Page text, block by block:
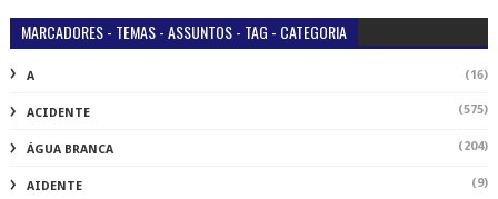
MARCADORES - TEMAS - ASSUNTOS - TAG - CATEGORIA
A (16)
ACIDENTE (575)
ÁGUA BRANCA (204)
AIDENTE (9)